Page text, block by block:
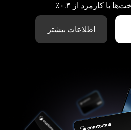
با کارمزد از ۰.۴٪
اطلاعات بیشتر